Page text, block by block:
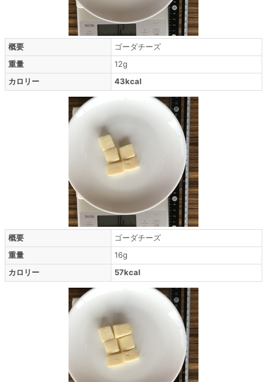
概要
ゴーダチーズ
重量
12g
カロリー
43kcal
概要
ゴーダチーズ
重量
16g
カロリー
57kcal